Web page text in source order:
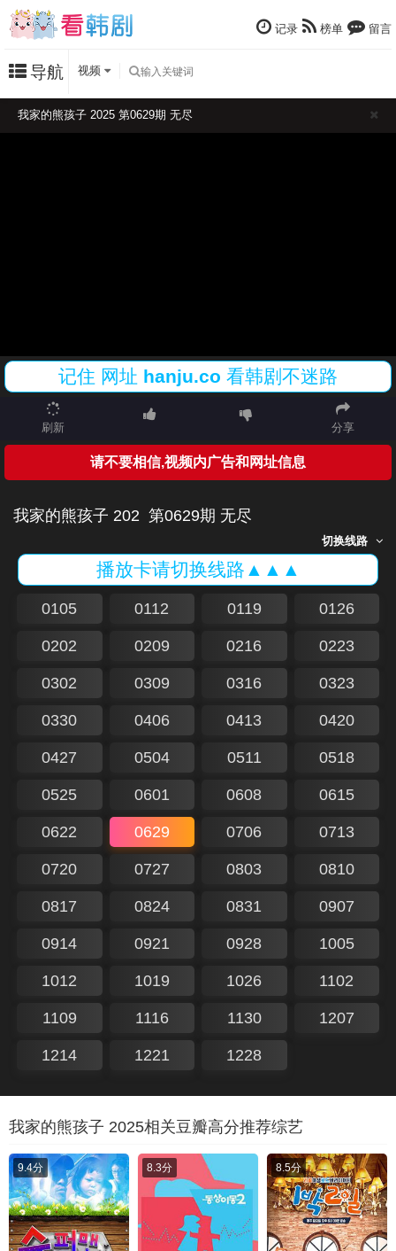
记录 榜单 留言
导航 视频
我家的熊孩子 2025 第0629期 无尽
记住 网址 hanju.co 看韩剧不迷路
刷新 分享
请不要相信,视频内广告和网址信息
我家的熊孩子 202 第0629期 无尽
切换线路
播放卡请切换线路▲▲▲
0105 0112 0119 0126
0202 0209 0216 0223
0302 0309 0316 0323
0330 0406 0413 0420
0427 0504 0511 0518
0525 0601 0608 0615
0622 0629 0706 0713
0720 0727 0803 0810
0817 0824 0831 0907
0914 0921 0928 1005
1012 1019 1026 1102
1109 1116 1130 1207
1214 1221 1228
我家的熊孩子 2025相关豆瓣高分推荐综艺
9.4分 8.3分 8.5分